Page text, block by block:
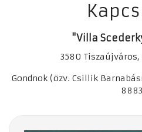
"Villa
3580 Tiszaújváros,
Gondnok (özv. Csillik
8883